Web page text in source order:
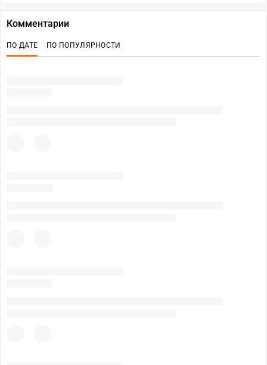
Комментарии
ПО ДАТЕ ПО ПОПУЛЯРНОСТИ